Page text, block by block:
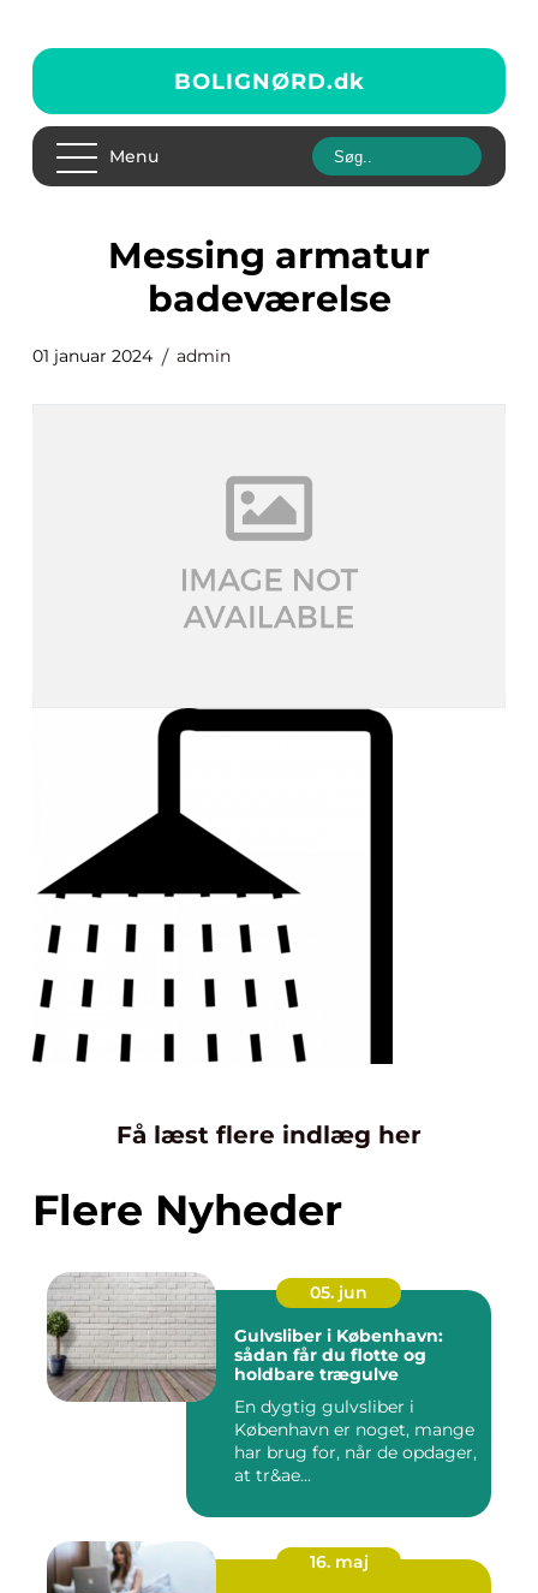
BOLIGNØRD.dk
Menu
messing armatur
badeværelse
01 januar 2024 admin
Få læst flere indlæg her
Flere Nyheder
05. jun
Gulvsliber i København:
sådan får du flotte og
holdbare trægulve
En dygtig gulvsliber i
København er noget, mange
har brug for, når de opdager,
at tr&ae...
16. maj